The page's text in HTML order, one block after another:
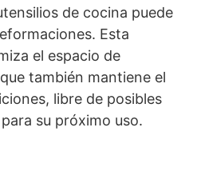
de cocina puede
Esta
el espacio de
también mantiene el
libre de posibles
su próximo uso.